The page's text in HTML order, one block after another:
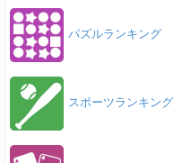
パズルランキング
スポーツランキング